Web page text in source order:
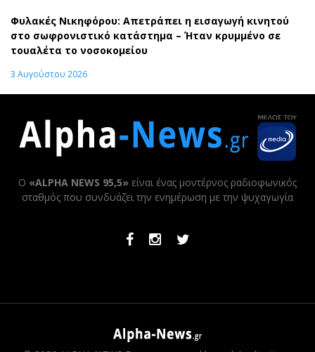
Φυλακές Νικηφόρου: Απετράπει η εισαγωγή κινητού
στο σωφρονιστικό κατάστημα – Ήταν κρυμμένο σε
τουαλέτα το νοσοκομείου
3 Αυγούστου 2026
Ο «ALPHA NEWS 95,5» είναι ένας μοντέρνος ραδιοφωνικός
σταθμός που συνδυάζει την ενημέρωση με την ψυχαγωγία
FacebookInstagramTwitter